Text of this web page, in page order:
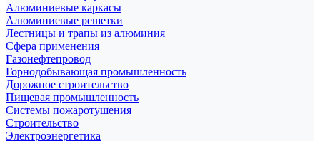
Алюминиевые каркасы
Алюминиевые решетки
Лестницы и трапы из алюминия
Сфера применения
Газонефтепровод
Горнодобывающая промышленность
Дорожное строительство
Пищевая промышленность
Системы пожаротушения
Строительство
Электроэнергетика